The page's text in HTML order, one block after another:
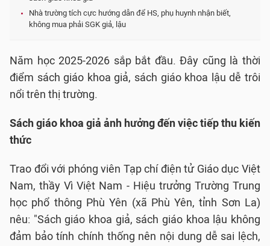
Nhà trường tích cực hướng dẫn để HS, phụ huynh nhận biết,
không mua phải SGK giả, lậu
Năm học 2025-2026 sắp bắt đầu. Đây cũng là thời
điểm sách giáo khoa giả, sách giáo khoa lậu dễ trôi
nổi trên thị trường.
Sách giáo khoa giả ảnh hưởng đến việc tiếp thu kiến
thức
Trao đổi với phóng viên Tạp chí điện tử Giáo dục Việt
Nam, thầy Vì Việt Nam - Hiệu trưởng Trường Trung
học phổ thông Phù Yên (xã Phù Yên, tỉnh Sơn La)
nêu: "Sách giáo khoa giả, sách giáo khoa lậu không
đảm bảo tính chính thống nên nội dung dễ sai lệch,